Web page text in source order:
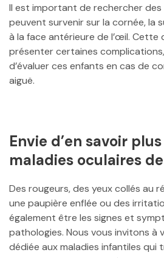
Il est important de rechercher
peuvent survenir sur la cornée, la
à la face antérieure de l’œil.
présenter certaines complications,
d’évaluer ces enfants en cas de
aiguë.
Envie d’en savoir
maladies oculaires
Des rougeurs, des yeux collés au
une paupière enflée ou des
également être les signes et
pathologies. Nous vous invitons à
dédiée aux maladies infantiles